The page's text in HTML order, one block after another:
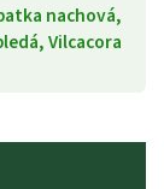
nachová,
Vilcacora